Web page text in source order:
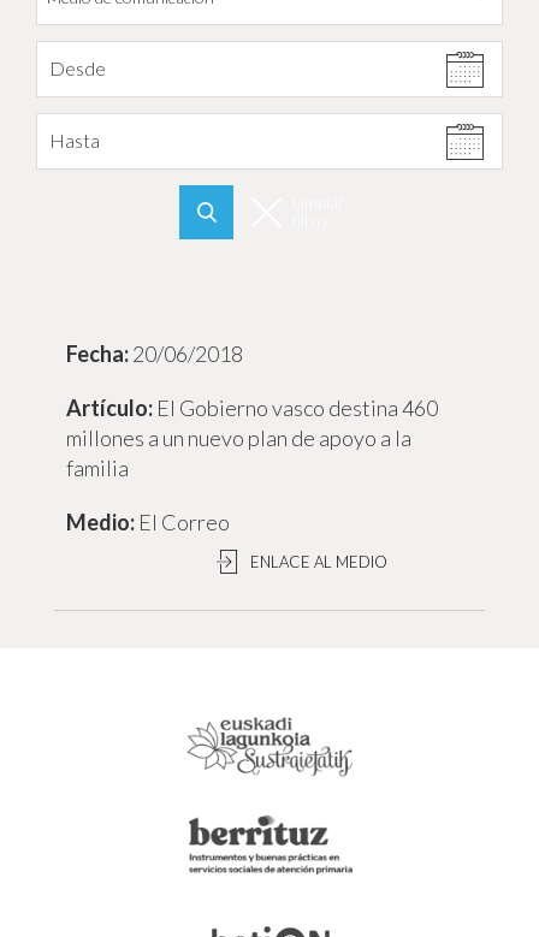
Desde
Hasta
20/06/2018
El Gobierno vasco destina 460
millones a un nuevo plan de apoyo a la
familia
El Correo
ENLACE AL MEDIO